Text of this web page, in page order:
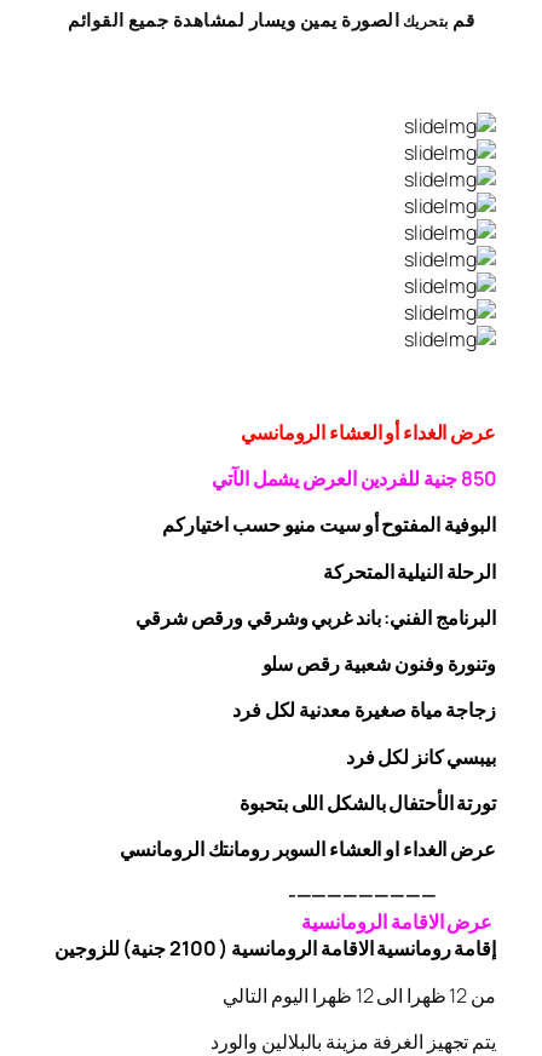
قم بتحريك الصورة يمين ويسار لمشاهدة جميع القوائم
عرض الغداء أو العشاء الرومانسي
850 جنية للفردينالعرض يشمل الآتي
البوفيةالمفتوحأو سيت منيو حسب اختياركم
الرحلةالنيلية المتحركة
البرنامج الفني: باند غربي وشرقيورقصشرقي
وتنورة وفنون شعبيةرقصسلو
زجاجةمياة صغيرة معدنية لكل فرد
بيبسي كانز لكل فرد
تورتة الأحتفال بالشكل اللى بتحبوة
عرض الغداء او العشاء السوبر رومانتك الرومانسي
—————————-
عرض الاقامة الرومانسية
إقامة رومانسية الاقامة الرومانسية ( 2100 جنية) للزوجين
من 12 ظهرا الى 12 ظهرا اليوم التالي
يتم تجهيز الغرفة مزينة بالبلالين والورد